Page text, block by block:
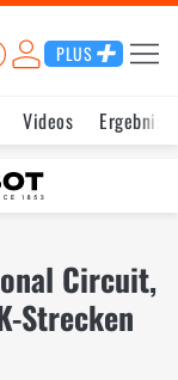
PLUS
Videos
Circuit,
Strecken